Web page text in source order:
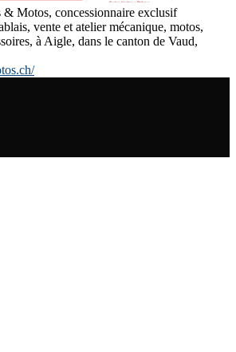
Motos, concessionnaire exclusif
vente et atelier mécanique, motos,
à Aigle, dans le canton de Vaud,